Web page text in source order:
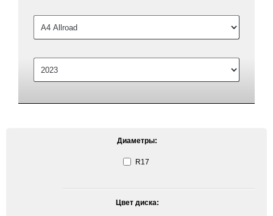
Диаметры:
R17
Цвет диска: